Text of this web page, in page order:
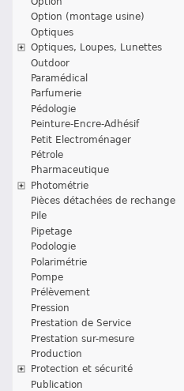
Option (montage usine)
Optiques
Optiques, Loupes, Lunettes
Outdoor
Paramédical
Parfumerie
Pédologie
Peinture-Encre-Adhésif
Petit Electroménager
Pétrole
Pharmaceutique
Photométrie
Pièces détachées de rechange
Pile
Pipetage
Podologie
Polarimétrie
Pompe
Prélèvement
Pression
Prestation de Service
Prestation sur-mesure
Production
Protection et sécurité
Publication